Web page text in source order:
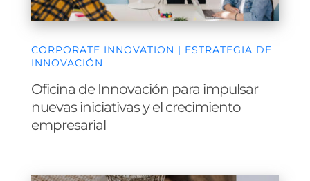
CORPORATE INNOVATION | ESTRATEGIA DE
INNOVACIÓN
Oficina de Innovación para impulsar
nuevas iniciativas y el crecimiento
empresarial